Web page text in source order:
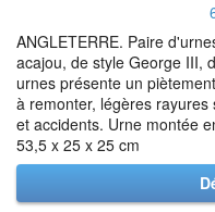
ANGLETERRE. Paire
acajou, de style George III,
urnes présente un
à remonter, légères
et accidents. Urne montée
53,5 x 25 x 25 cm